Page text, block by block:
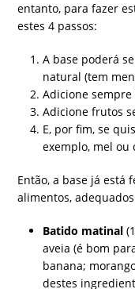
entanto, para fazer
estes 4 passos:
A base poderá
natural (tem
Adicione
Adicione frutos
E, por fim, se
exemplo, mel ou
Então, a base já está
alimentos,
Batido matinal
aveia (é bom
banana;
destes